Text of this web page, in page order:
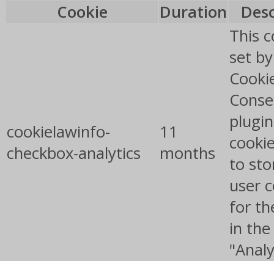
Cookie
Duration
cookielawinfo-
checkbox-analytics
11
months
This
set
to
user
for
in